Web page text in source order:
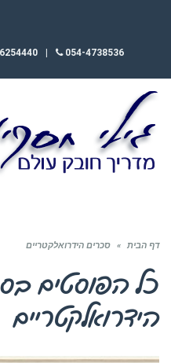
054-4738536
דף הבית » סכרים הידרואלקטריים
כל הפוסטים ב
הידרואלקטריים